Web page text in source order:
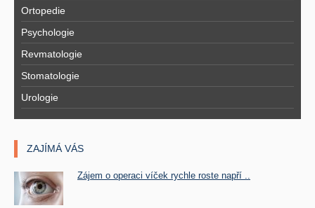
Ortopedie
Psychologie
Revmatologie
Stomatologie
Urologie
ZAJÍMÁ VÁS
Zájem o operaci víček rychle roste napří ..